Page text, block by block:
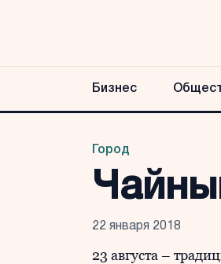
Бизнес
Город
22 января 2018
23 августа –